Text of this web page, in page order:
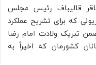
قالیباف رئیس مجلس
که برای تشریح عملکرد
ضمن تبریک ولادت امام رضا
کشورمان که اخیراً به